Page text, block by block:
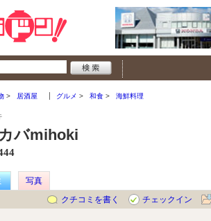
居酒屋 グルメ 和食 海鮮料理
バmihoki
写真
クチコミを書く
チェックイン